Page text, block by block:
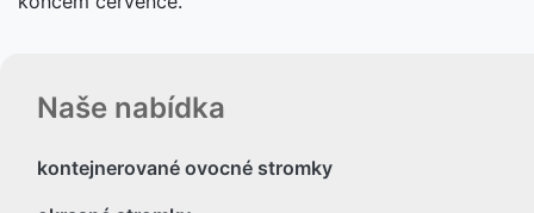
Naše nabídka
kontejnerované ovocné stromky